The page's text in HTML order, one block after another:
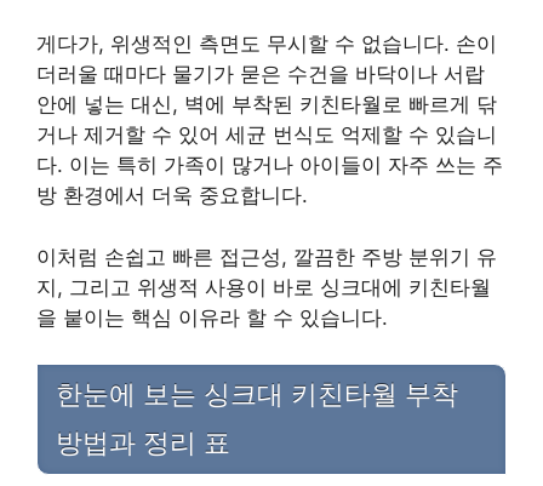
게다가, 위생적인 측면도 무시할 수 없습니다. 손이
더러울 때마다 물기가 묻은 수건을 바닥이나 서랍
안에 넣는 대신, 벽에 부착된 키친타월로 빠르게 닦
거나 제거할 수 있어 세균 번식도 억제할 수 있습니
다. 이는 특히 가족이 많거나 아이들이 자주 쓰는 주
방 환경에서 더욱 중요합니다.
이처럼 손쉽고 빠른 접근성, 깔끔한 주방 분위기 유
지, 그리고 위생적 사용이 바로 싱크대에 키친타월
을 붙이는 핵심 이유라 할 수 있습니다.
한눈에 보는 싱크대 키친타월 부착
방법과 정리 표